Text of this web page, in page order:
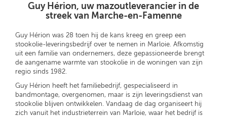
Guy Hérion, uw mazoutleverancier in de
streek van Marche-en-Famenne
Guy Hérion was 28 toen hij de kans kreeg en greep een
stookolie-leveringsbedrijf over te nemen in Marloie. Afkomstig
uit een familie van ondernemers, deze gepassioneerde brengt
de aangename warmte van stookolie in de woningen van zijn
regio sinds 1982.
Guy Hérion heeft het familiebedrijf, gespecialiseerd in
bandmontage, overgenomen, maar is zijn leveringsdienst van
stookolie blijven ontwikkelen. Vandaag de dag organiseert hij
zich vanuit het industrieterrein van Marloie, waar het bedrijf is